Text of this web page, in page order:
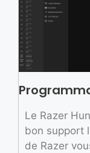
Le Razer
bon support
de Razer